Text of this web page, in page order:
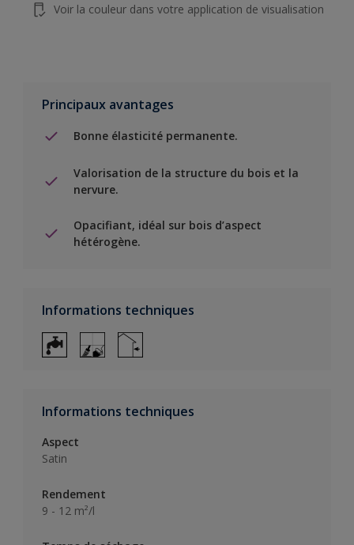
Voir la couleur dans votre application de visualisation
Principaux avantages
Bonne élasticité permanente.
Valorisation de la structure du bois et la
nervure.
Opacifiant, idéal sur bois d’aspect
hétérogène.
Informations techniques
Informations techniques
Aspect
Satin
Rendement
9 - 12 m²/l